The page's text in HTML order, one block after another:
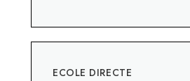
ECOLE DIRECTE